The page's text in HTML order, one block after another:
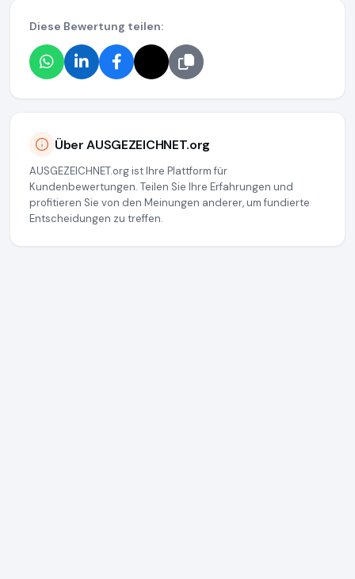
Diese Bewertung teilen:
Über AUSGEZEICHNET.org
AUSGEZEICHNET.org ist Ihre Plattform für
Kundenbewertungen. Teilen Sie Ihre Erfahrungen und
profitieren Sie von den Meinungen anderer, um fundierte
Entscheidungen zu treffen.